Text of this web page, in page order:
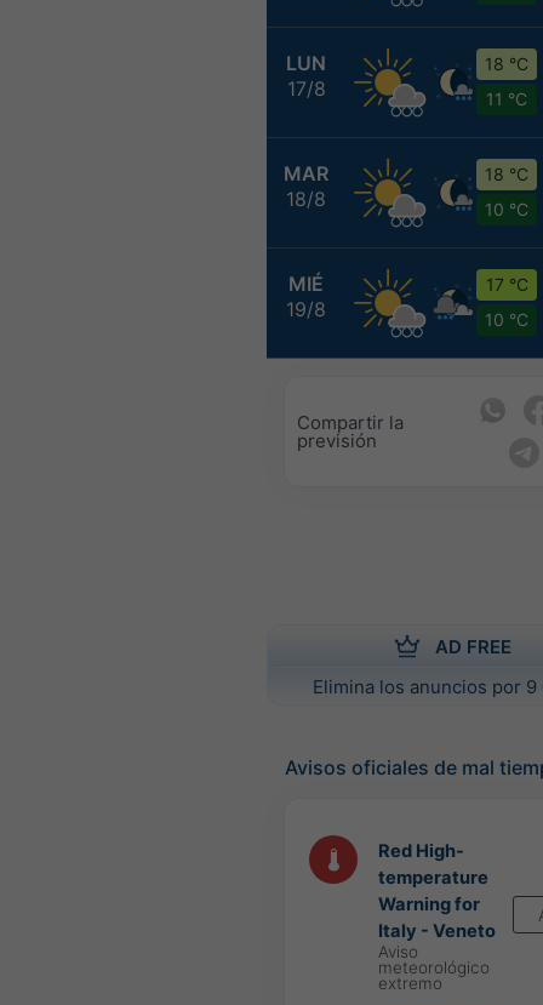
LUN
17/8
18 °C
11 °C
MAR
18/8
18 °C
10 °C
MIÉ
19/8
17 °C
10 °C
Compartir la
previsión
AD FREE
Elimina los anuncios por 9
Avisos oficiales de mal
Red High-
temperature
Warning for
Italy - Veneto
Aviso
meteorológico
extremo